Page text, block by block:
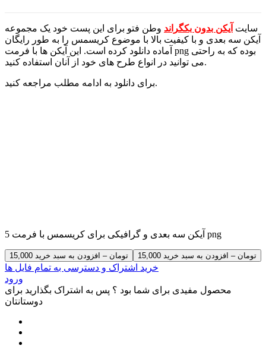
سایت آیکن بدون بکگراند وطن فتو برای این پست خود یک مجموعه
آیکن سه بعدی و با کیفیت بالا با موضوع کریسمس را به طور رایگان
آماده دانلود کرده است. این آیکن ها با فرمت png بوده که به راحتی
می توانید در انواع طرح های خود از آنان استفاده کنید.
برای دانلود به ادامه مطلب مراجعه کنید.
5 آیکن سه بعدی و گرافیکی برای کریسمس با فرمت png
15,000 تومان – افزودن به سبد خرید
خرید اشتراک و دسترسی به تمام فایل ها
ورود
محصول مفیدی برای شما بود ؟ پس به اشتراک بگذارید برای
دوستانتان